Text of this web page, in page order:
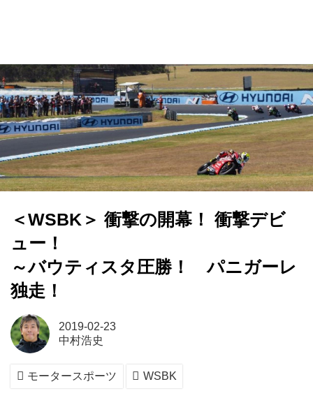
＜WSBK＞ 衝撃の開幕！ 衝撃デビ
ュー！
～バウティスタ圧勝！ パニガーレ
独走！
2019-02-23
中村浩史
モータースポーツ WSBK